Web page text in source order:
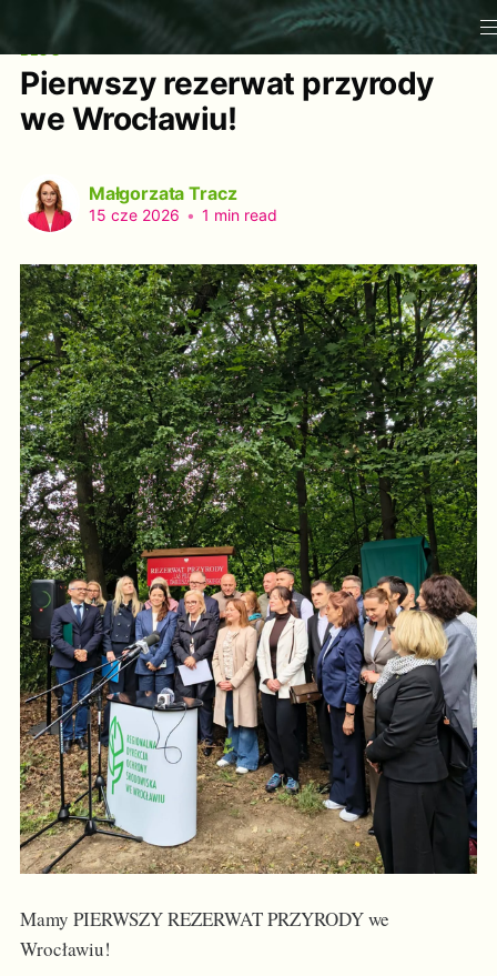
Pierwszy rezerwat przyrody
we Wrocławiu!
Małgorzata Tracz
15 cze 2026 • 1 min read
Mamy PIERWSZY REZERWAT PRZYRODY we
Wrocławiu!